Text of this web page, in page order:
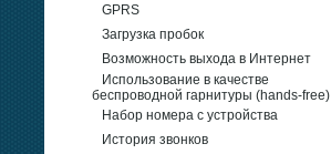
GPRS
Загрузка пробок
Возможность выхода в Интернет
Использование в качестве
беспроводной гарнитуры (hands-free)
Набор номера с устройства
История звонков